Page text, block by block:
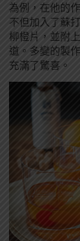
為例，在他的
不但加入了蘇
柳橙片，並附
道。多變的製
充滿了驚喜。